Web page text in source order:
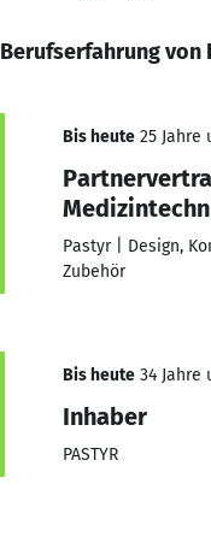
Berufserfahrung von
Bis heute 25 Jahre
Pastyr | Design,
Zubehör
Bis heute 34 Jahre
Inhaber
PASTYR